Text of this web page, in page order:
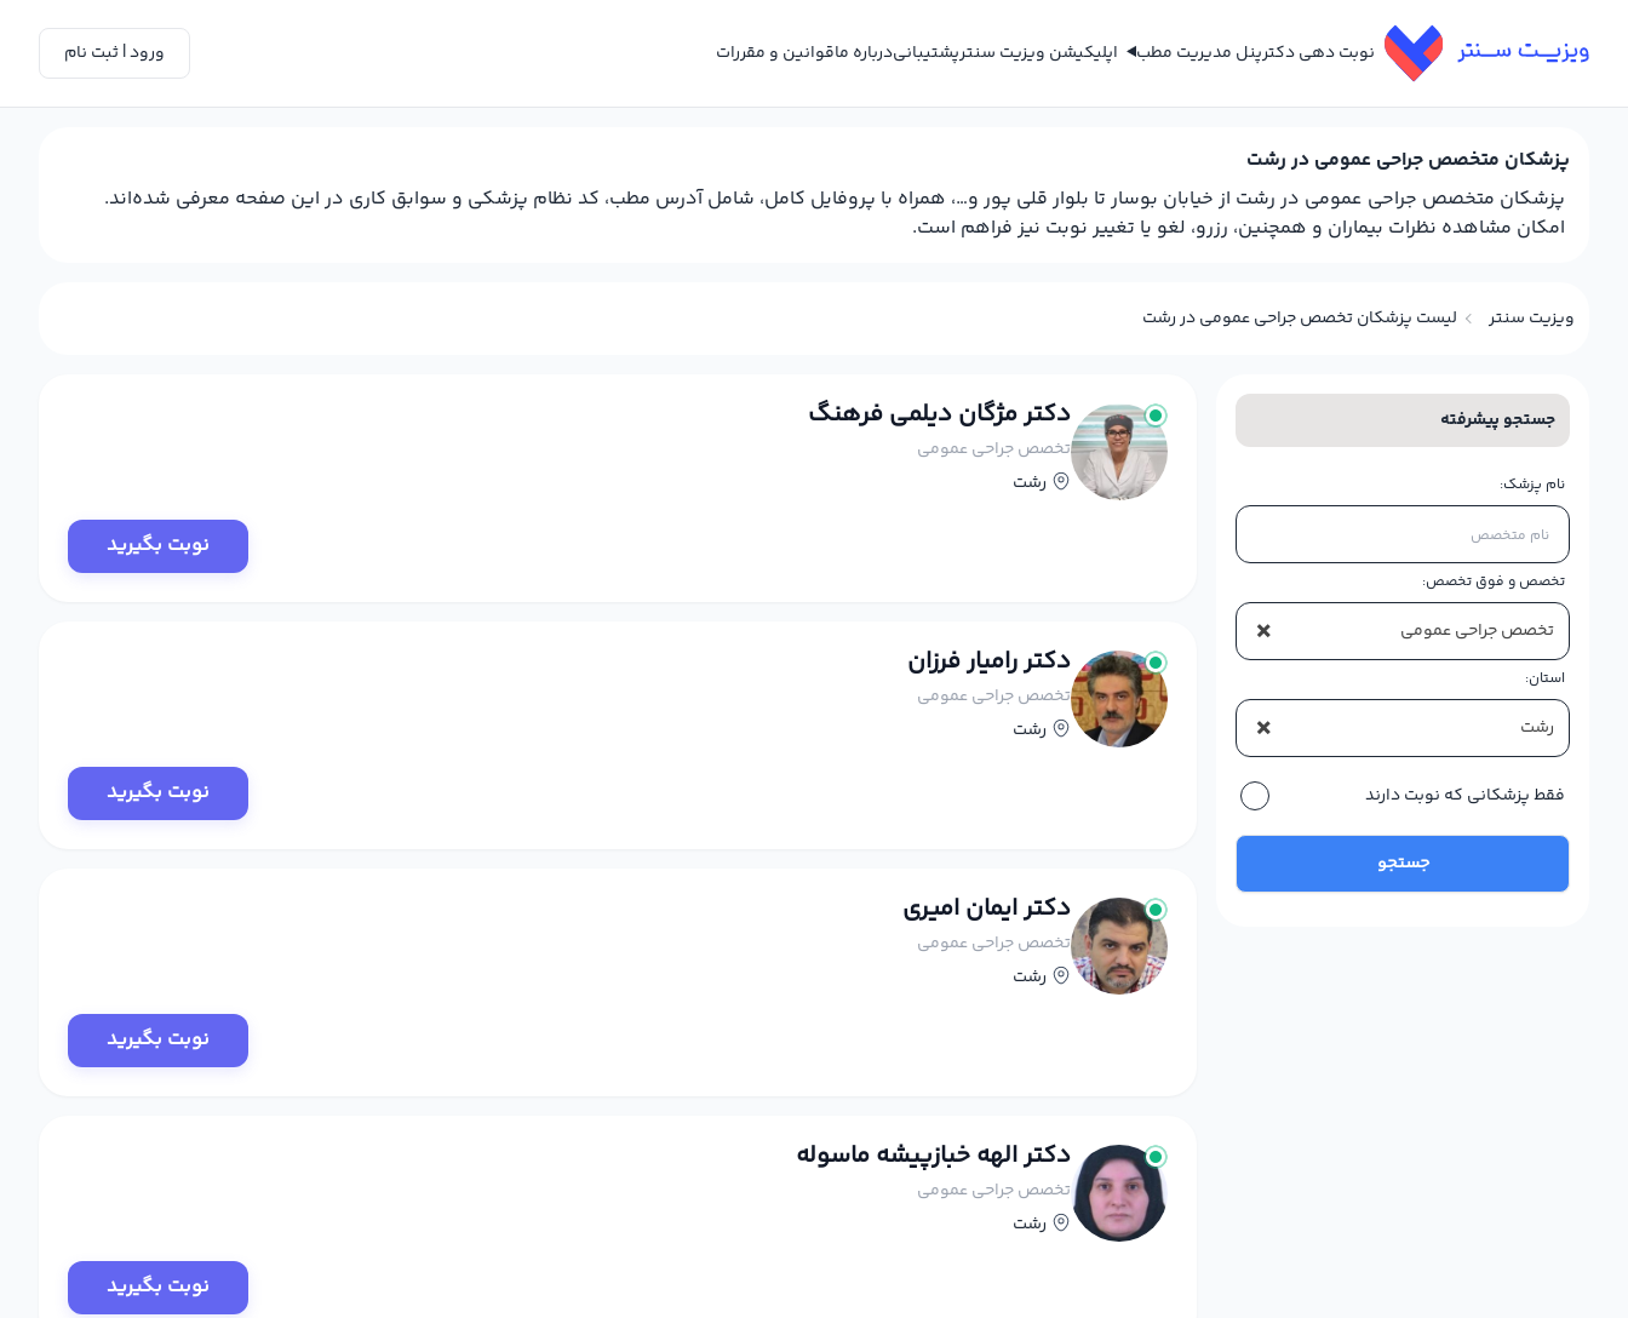
نوبت دهی دکترپنل مدیریت مطب اپلیکیشن ویزیت سنترپشتیبانیدرباره ماقوانین و مقررات ورود | ثبت نام
پزشکان متخصص جراحی عمومی در رشت
پزشکان متخصص جراحی عمومی در رشت از خیابان بوسار تا بلوار قلی پور و…، همراه با پروفایل کامل، شامل آدرس مطب، کد نظام پزشکی و سوابق کاری در این صفحه معرفی شده‌اند.
امکان مشاهده نظرات بیماران و همچنین، رزرو، لغو یا تغییر نوبت نیز فراهم است.
ویزیت سنتر لیست پزشکان تخصص جراحی عمومی در رشت
دکتر مژگان دیلمی فرهنگ
تخصص جراحی عمومی
رشت
نوبت بگیرید
دکتر رامیار فرزان
تخصص جراحی عمومی
رشت
نوبت بگیرید
دکتر ایمان امیری
تخصص جراحی عمومی
رشت
نوبت بگیرید
دکتر الهه خبازپیشه ماسوله
تخصص جراحی عمومی
رشت
نوبت بگیرید
جستجو پیشرفته
نام پزشک:
تخصص و فوق تخصص:
× تخصص جراحی عمومی
استان:
× رشت
فقط پزشکانی که نوبت دارند
جستجو